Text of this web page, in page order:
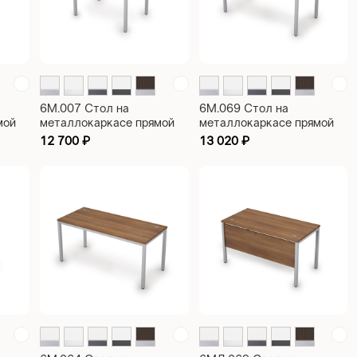
6М.007 Стол на
металлокаркасе прямой
рабочий Avance
12 700₽
6М.069 Стол на
металлокаркасе прямой
рабочий Avance
13 020₽